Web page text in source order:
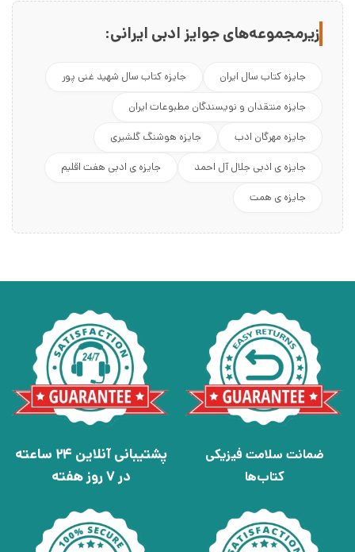
زیرمجموعه‌های جوایز ادبی ایرانی:
جایزه کتاب سال ایران
جایزه کتاب سال شهید غنی پور
جایزه منتقدان و نویسندگان مطبوعات ایران
جایزه مهرگان ادب
جایزه هوشنگ گلشیری
جایزه ی ادبی جلال آل احمد
جایزه ی ادبی هفت اقلیم
جایزه ی همت
ضمانت سلامت فیزیکی
کتاب‌ها
پشتیبانی آنلاین 24 ساعته
در 7 روز هفته